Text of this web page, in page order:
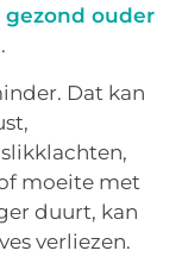
gezond ouder
Dat kan
moeite met
duurt, kan
verliezen.